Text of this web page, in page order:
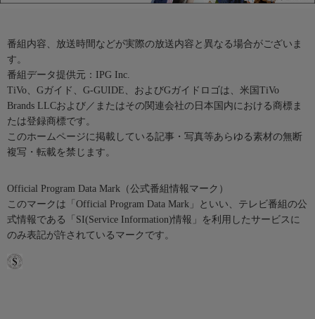
番組内容、放送時間などが実際の放送内容と異なる場合がございま
す。
番組データ提供元：IPG Inc.
TiVo、Gガイド、G-GUIDE、およびGガイドロゴは、米国TiVo
Brands LLCおよび／またはその関連会社の日本国内における商標ま
たは登録商標です。
このホームページに掲載している記事・写真等あらゆる素材の無断
複写・転載を禁じます。
Official Program Data Mark（公式番組情報マーク）
このマークは「Official Program Data Mark」といい、テレビ番組の公
式情報である「SI(Service Information)情報」を利用したサービスに
のみ表記が許されているマークです。